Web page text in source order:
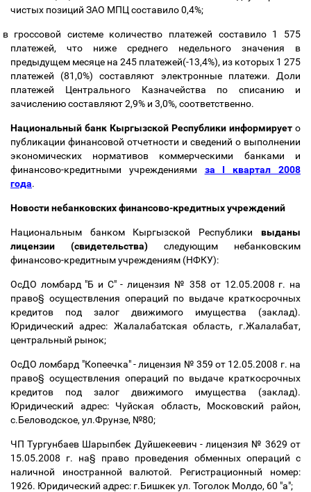
чистых позиций ЗАО МПЦ составило 0,4%;
в гроссовой системе количество платежей составило 1 575
платежей, что ниже среднего недельного значения в
предыдущем месяце на 245 платежей(-13,4%), из которых 1 275
платежей (81,0%) составляют электронные платежи. Доли
платежей Центрального Казначейства по списанию и
зачислению составляют 2,9% и 3,0%, соответственно.
Национальный банк Кыргызской Республики информирует о
публикации финансовой отчетности и сведений о выполнении
экономических нормативов коммерческими банками и
финансово-кредитными учреждениями за I квартал 2008
года.
Новости небанковских финансово-кредитных учреждений
Национальным банком Кыргызской Республики выданы
лицензии (свидетельства) следующим небанковским
финансово-кредитным учреждениям (НФКУ):
ОсДО ломбард "Б и С" - лицензия № 358 от 12.05.2008 г. на
право§ осуществления операций по выдаче краткосрочных
кредитов под залог движимого имущества (заклад).
Юридический адрес: Жалалабатская область, г.Жалалабат,
центральный рынок;
ОсДО ломбард "Копеечка" - лицензия № 359 от 12.05.2008 г. на
право§ осуществления операций по выдаче краткосрочных
кредитов под залог движимого имущества (заклад).
Юридический адрес: Чуйская область, Московский район,
с.Беловодское, ул.Фрунзе, №80;
ЧП Тургунбаев Шарыпбек Дуйшекеевич - лицензия № 3629 от
15.05.2008 г. на§ право проведения обменных операций с
наличной иностранной валютой. Регистрационный номер:
1926. Юридический адрес: г.Бишкек ул. Тоголок Молдо, 60 "а";